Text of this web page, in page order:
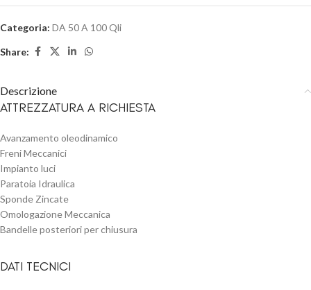
Categoria: DA 50 A 100 Qli
Share:
Descrizione
ATTREZZATURA A RICHIESTA
Avanzamento oleodinamico
Freni Meccanici
Impianto luci
Paratoia Idraulica
Sponde Zincate
Omologazione Meccanica
Bandelle posteriori per chiusura
DATI TECNICI